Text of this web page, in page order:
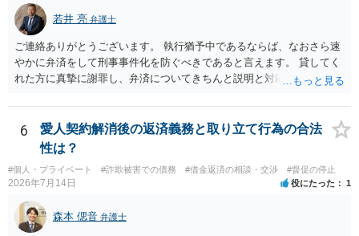
はありますか？ そこはあり得ます、ただ、弁護士費用かけるならその
分賠償に回すことも考えられるので、 兼ね合いは考えてみましょう。
若井 亮 弁護士
ご連絡ありがとうございます。 執行猶予中であるならば、なおさら速
やかに弁済をして刑事事件化を防ぐべきであると言えます。 貸してく
れた方に真摯に謝罪し、弁済についてきちんと説明と対応を行ってい
6
愛人契約解消後の返済義務と取り立て行為の合法
性は？
#個人・プライベート #詐欺被害での債務 #借金返済の相談・交渉 #督促の停止
2026年7月14日 役にたった 1
森本 偲音 弁護士